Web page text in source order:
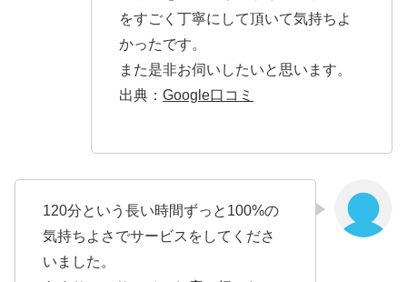
をすごく丁寧にして頂いて気持ちよ
かったです。
また是非お伺いしたいと思います。
出典： Google口コミ
120分という長い時間ずっと100%の
気持ちよさでサービスをしてくださ
いました。